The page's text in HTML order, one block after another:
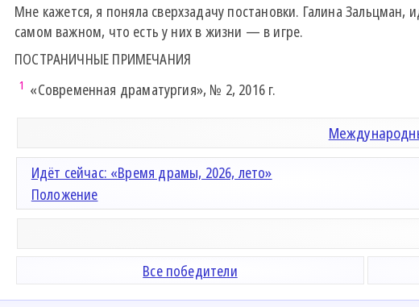
Мне кажется, я поняла сверхзадачу постановки. Галина
самом важном, что есть у них в жизни — в игре.
ПОСТРАНИЧНЫЕ ПРИМЕЧАНИЯ
1 «Современная драматургия», № 2, 2016 г.
Идёт сейчас: «Время драмы, 2026, лето»
Положение
Все победители